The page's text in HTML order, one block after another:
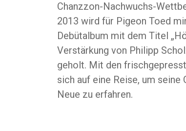
Chanzzon-Nachwuchs-
2013 wird für Pigeon Toed
Debütalbum mit dem Titel
Verstärkung von Philipp
geholt. Mit den
sich auf eine Reise, um
Neue zu erfahren.